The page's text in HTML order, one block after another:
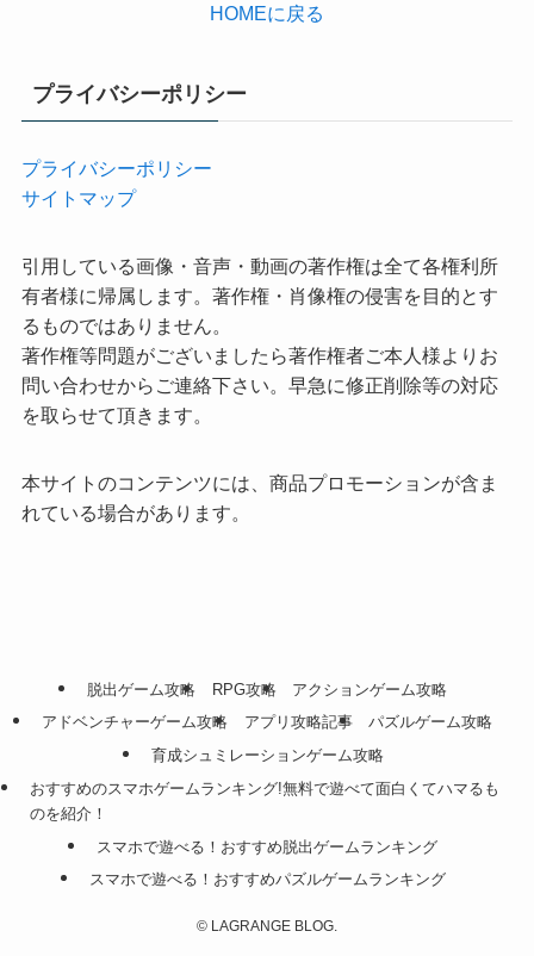
HOMEに戻る
プライバシーポリシー
プライバシーポリシー
サイトマップ
引用している画像・音声・動画の著作権は全て各権利所
有者様に帰属します。著作権・肖像権の侵害を目的とす
るものではありません。
著作権等問題がございましたら著作権者ご本人様よりお
問い合わせからご連絡下さい。早急に修正削除等の対応
を取らせて頂きます。
本サイトのコンテンツには、商品プロモーションが含ま
れている場合があります。
脱出ゲーム攻略 RPG攻略
アクションゲーム攻略
アドベンチャーゲーム攻略
アプリ攻略記事
パズルゲーム攻略
育成シュミレーションゲーム攻略
おすすめのスマホゲームランキング!無料で遊べて面白くてハマるも
のを紹介！
スマホで遊べる！おすすめ脱出ゲームランキング
スマホで遊べる！おすすめパズルゲームランキング
© LAGRANGE BLOG.